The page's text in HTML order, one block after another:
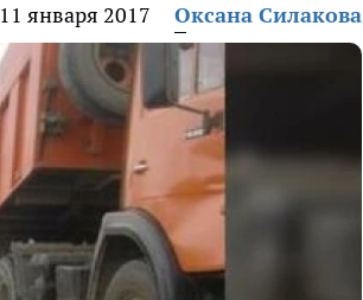
11 января 2017 Оксана Силакова